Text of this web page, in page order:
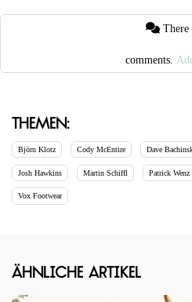
comments.
Themen:
Björn Klotz Cody McEntire Dave
Josh Hawkins Martin Schiffl Patrick Wenz
Vox Footwear
Ähnliche Artikel